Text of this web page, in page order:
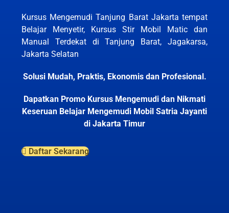
Kursus Mengemudi Tanjung Barat Jakarta tempat
Belajar Menyetir, Kursus Stir Mobil Matic dan
Manual Terdekat di Tanjung Barat, Jagakarsa,
Jakarta Selatan
Solusi Mudah, Praktis, Ekonomis dan Profesional.
Dapatkan Promo Kursus Mengemudi dan Nikmati
Keseruan Belajar Mengemudi Mobil Satria Jayanti
di Jakarta Timur
Daftar Sekarang